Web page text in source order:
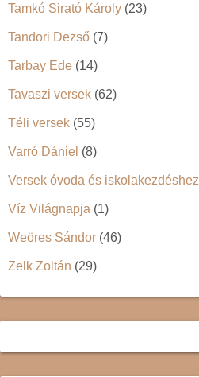
Tamkó Sirató Károly (23)
Tandori Dezső (7)
Tarbay Ede (14)
Tavaszi versek (62)
Téli versek (55)
Varró Dániel (8)
Versek óvoda és iskolakezdéshez
Víz Világnapja (1)
Weöres Sándor (46)
Zelk Zoltán (29)